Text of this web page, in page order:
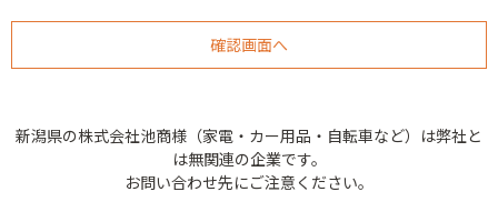
新潟県の株式会社池商様（家電・カー用品・自転車など）は弊社と
は無関連の企業です。
お問い合わせ先にご注意ください。